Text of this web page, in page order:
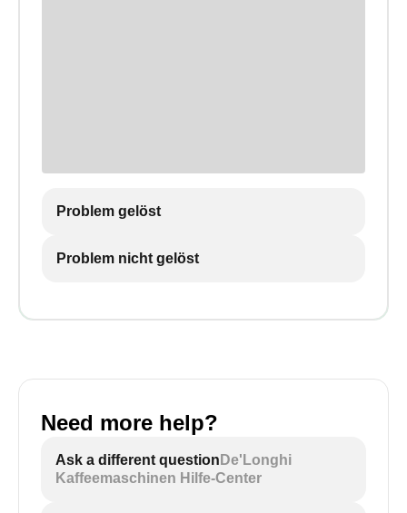
Problem gelöst
Problem nicht gelöst
Need more help?
Ask a different question De'Longhi
Kaffeemaschinen Hilfe-Center